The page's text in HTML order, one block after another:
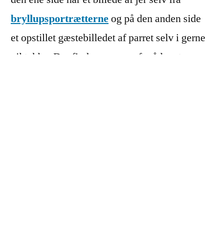
bryllupsportrætterneog på den anden side
et opstillet gæstebilledet af parret selv i gerne
vil takke. Der findes masser af måder at